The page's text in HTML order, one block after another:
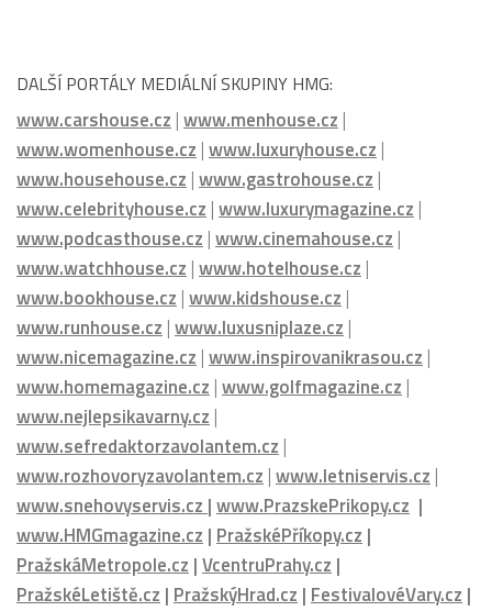
DALŠÍ PORTÁLY MEDIÁLNÍ SKUPINY HMG:
www.carshouse.cz|www.menhouse.cz|
www.womenhouse.cz|www.luxuryhouse.cz|
www.househouse.cz|www.gastrohouse.cz|
www.celebrityhouse.cz|www.luxurymagazine.cz|
www.podcasthouse.cz|www.cinemahouse.cz|
www.watchhouse.cz|www.hotelhouse.cz|
www.bookhouse.cz|www.kidshouse.cz|
www.runhouse.cz|www.luxusniplaze.cz|
www.nicemagazine.cz|www.inspirovanikrasou.cz|
www.homemagazine.cz|www.golfmagazine.cz|
www.nejlepsikavarny.cz|
www.sefredaktorzavolantem.cz|
www.rozhovoryzavolantem.cz|www.letniservis.cz|
www.snehovyservis.cz|www.PrazskePrikopy.cz |
www.HMGmagazine.cz|PražskéPříkopy.cz|
PražskáMetropole.cz|VcentruPrahy.cz|
PražskéLetiště.cz|PražskýHrad.cz|FestivalovéVary.cz|